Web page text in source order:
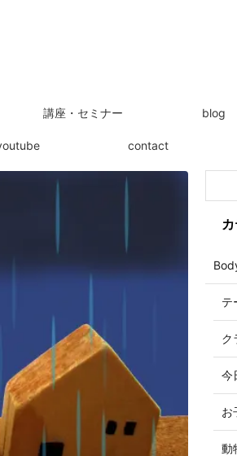
講座・セミナー blog
contact
テ
ク
今
お
動